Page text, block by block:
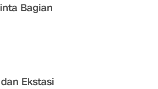
Bagian
Ekstasi